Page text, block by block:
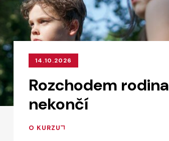
14.10.2026
Rozchodem rodina
nekončí
O KURZU